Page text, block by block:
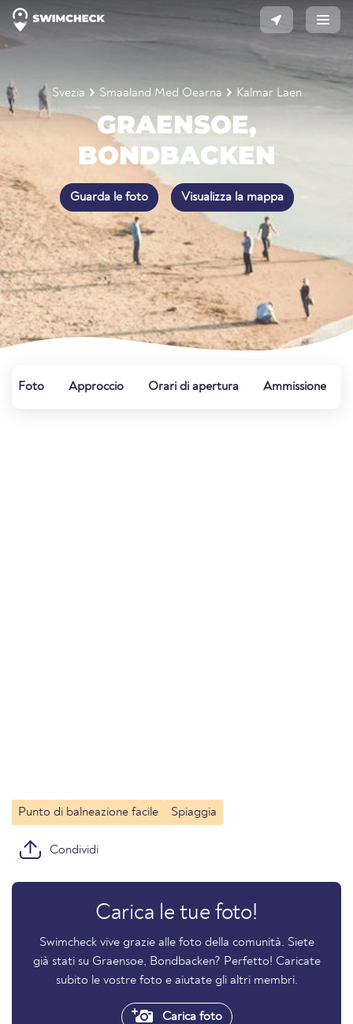
Svezia Smaaland Med Oearna Kalmar Laen
GRAENSOE,
BONDBACKEN
Guarda le foto Visualizza la mappa
Foto Approccio Orari di apertura Ammissione
Punto di balneazione facile Spiaggia
Condividi
Carica le tue foto!
Swimcheck vive grazie alle foto della comunità. Siete
già stati su Graensoe, Bondbacken? Perfetto! Caricate
subito le vostre foto e aiutate gli altri membri.
Carica foto